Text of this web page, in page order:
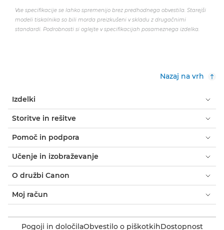
Vse specifikacije se lahko spremenijo brez predhodnega obvestila. Starejši
modeli tiskalnika so bili morda preizkušeni v skladu z drugačnimi
standardi. Podrobnosti si oglejte v specifikacijah posameznega izdelka.
Nazaj na vrh
Izdelki
Storitve in rešitve
Pomoč in podpora
Učenje in izobraževanje
O družbi Canon
Moj račun
Pogoji in določilaObvestilo o piškotkihDostopnost